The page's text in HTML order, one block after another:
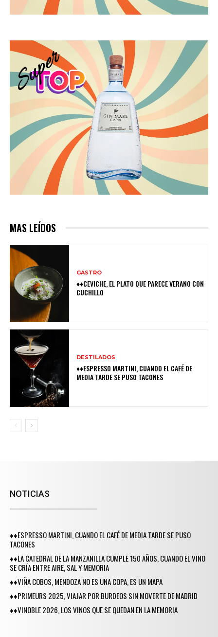
MAS LEÍDOS
GASTRO
♦♦CEVICHE, EL PLATO QUE PARECE VERANO CON
CUCHILLO
DESTILADOS
♦♦ESPRESSO MARTINI, CUANDO EL CAFÉ DE
MEDIA TARDE SE PUSO TACONES
NOTICIAS
♦♦ESPRESSO MARTINI, CUANDO EL CAFÉ DE MEDIA TARDE SE PUSO
TACONES
♦♦LA CATEDRAL DE LA MANZANILLA CUMPLE 150 AÑOS, CUANDO EL VINO
SE CRÍA ENTRE AIRE, SAL Y MEMORIA
♦♦VIÑA COBOS, MENDOZA NO ES UNA COPA, ES UN MAPA
♦♦PRIMEURS 2025, VIAJAR POR BURDEOS SIN MOVERTE DE MADRID
♦♦VINOBLE 2026, LOS VINOS QUE SE QUEDAN EN LA MEMORIA